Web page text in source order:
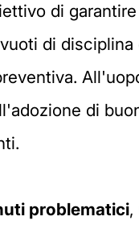
di
di
di
problematici,